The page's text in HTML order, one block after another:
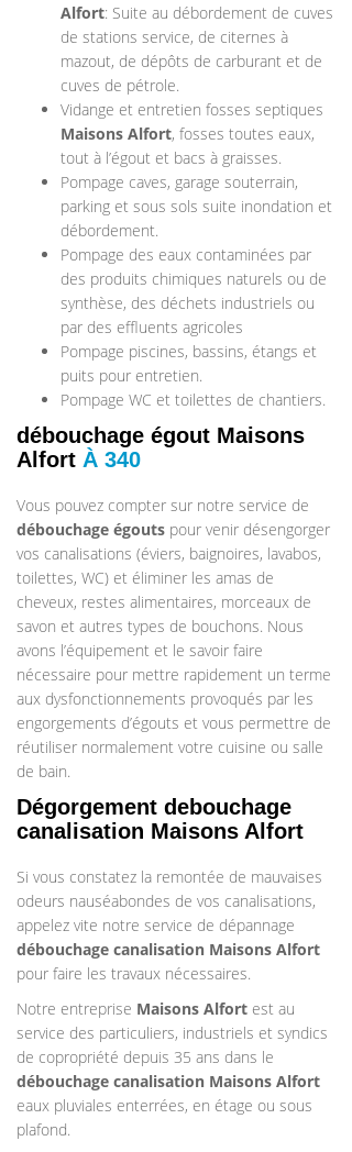
Alfort: Suite au débordement de cuves
de stations service, de citernes à
mazout, de dépôts de carburant et de
cuves de pétrole.
Vidange et entretien fosses septiques
Maisons Alfort, fosses toutes eaux,
tout à l’égout et bacs à graisses.
Pompage caves, garage souterrain,
parking et sous sols suite inondation et
débordement.
Pompage des eaux contaminées par
des produits chimiques naturels ou de
synthèse, des déchets industriels ou
par des effluents agricoles
Pompage piscines, bassins, étangs et
puits pour entretien.
Pompage WC et toilettes de chantiers.
débouchage égout Maisons
Alfort À 340
Vous pouvez compter sur notre service de
débouchage égouts pour venir désengorger
vos canalisations (éviers, baignoires, lavabos,
toilettes, WC) et éliminer les amas de
cheveux, restes alimentaires, morceaux de
savon et autres types de bouchons. Nous
avons l’équipement et le savoir faire
nécessaire pour mettre rapidement un terme
aux dysfonctionnements provoqués par les
engorgements d’égouts et vous permettre de
réutiliser normalement votre cuisine ou salle
de bain.
Dégorgement debouchage
canalisation Maisons Alfort
Si vous constatez la remontée de mauvaises
odeurs nauséabondes de vos canalisations,
appelez vite notre service de dépannage
débouchage canalisation Maisons Alfort
pour faire les travaux nécessaires.
Notre entreprise Maisons Alfort est au
service des particuliers, industriels et syndics
de copropriété depuis 35 ans dans le
débouchage canalisation Maisons Alfort
eaux pluviales enterrées, en étage ou sous
plafond.